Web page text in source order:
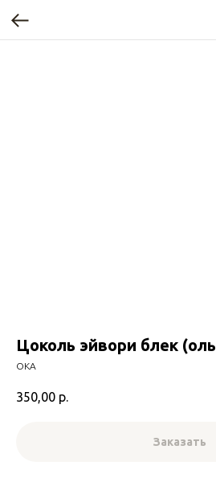
Цоколь эйвори блек
ОКА
350,00 р.
Заказать